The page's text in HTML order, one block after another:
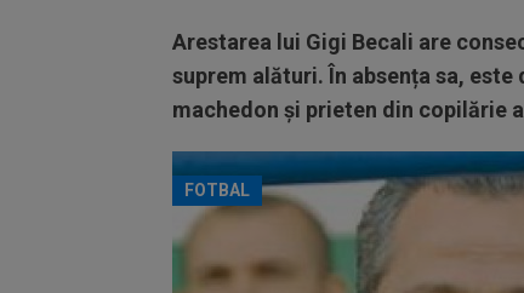
Arestarea lui Gigi Becali are
suprem alături. În absența sa,
machedon și prieten din copilărie
FOTBAL